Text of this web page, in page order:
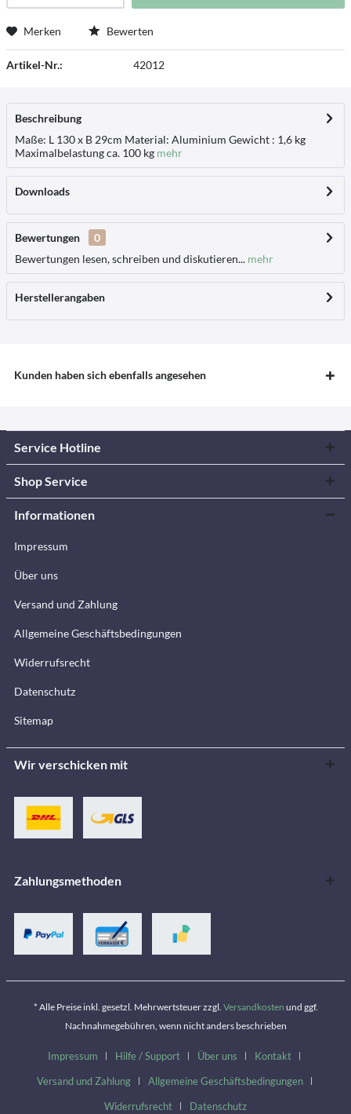
Merken Bewerten
Artikel-Nr.: 42012
Beschreibung
Maße: L 130 x B 29cm Material: Aluminium Gewicht : 1,6 kg
Maximalbelastung ca. 100 kg mehr
Downloads
Bewertungen
0
Bewertungen lesen, schreiben und diskutieren... mehr
Herstellerangaben
Kunden haben sich ebenfalls angesehen
Service Hotline
Shop Service
Informationen
Impressum
Über uns
Versand und Zahlung
Allgemeine Geschäftsbedingungen
Widerrufsrecht
Datenschutz
Sitemap
Wir verschicken mit
Zahlungsmethoden
* Alle Preise inkl. gesetzl. Mehrwertsteuer zzgl. Versandkosten und ggf.
Nachnahmegebühren, wenn nicht anders beschrieben
Impressum Hilfe / Support Über uns
Kontakt
Versand und Zahlung
Allgemeine Geschäftsbedingungen
Widerrufsrecht
Datenschutz